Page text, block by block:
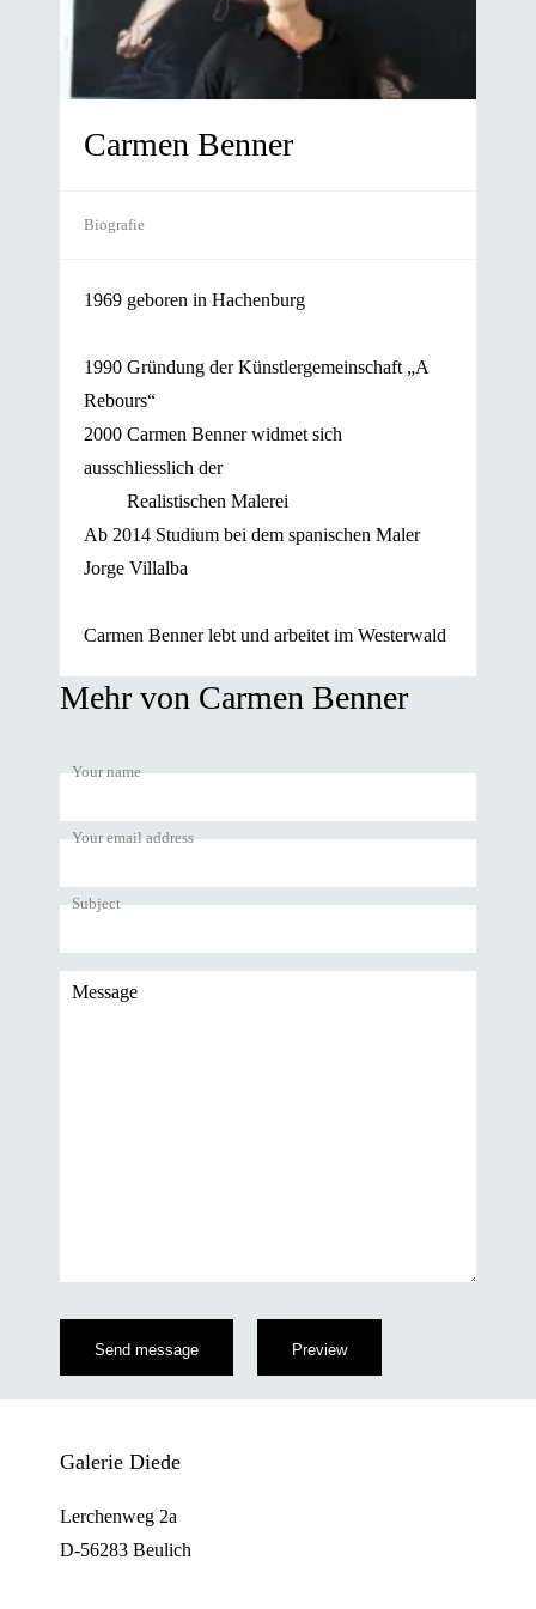
Carmen Benner
Biografie
1969 geboren in Hachenburg
1990 Gründung der Künstlergemeinschaft „A
Rebours“
2000 Carmen Benner widmet sich
ausschliesslich der
Realistischen Malerei
Ab 2014 Studium bei dem spanischen Maler
Jorge Villalba
Carmen Benner lebt und arbeitet im Westerwald
Mehr von Carmen Benner
Your name
Your email address
Subject
Message
Galerie Diede
Lerchenweg 2a
D-56283 Beulich